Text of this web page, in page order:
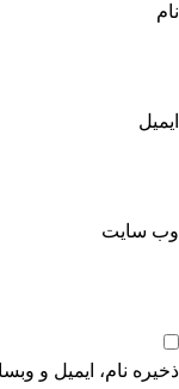
نام
ایمیل
وب‌ سایت
ذخیره نام، ایمیل و